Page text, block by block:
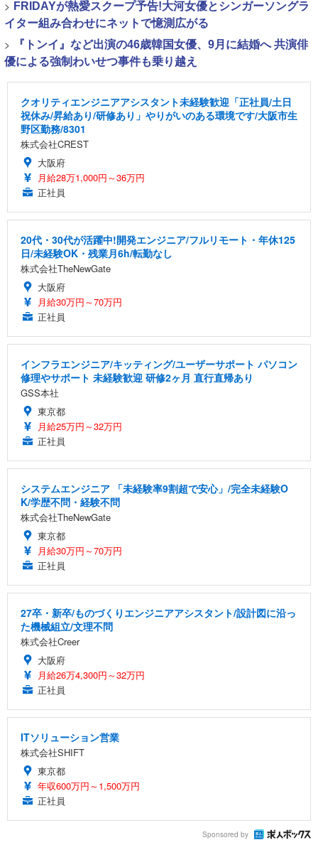
> FRIDAYが熱愛スクープ予告!大河女優とシンガーソングラ
イター組み合わせにネットで憶測広がる
>
『トンイ』など出演の46歳韓国女優、9月に結婚へ 共演俳
優による強制わいせつ事件も乗り越え
クオリティエンジニアアシスタント未経験歓迎「正社員/土日
祝休み/昇給あり/研修あり」やりがいのある環境です/大阪市生
野区勤務/8301
株式会社CREST
大阪府
月給28万1,000円～36万円
正社員
20代・30代が活躍中!開発エンジニア/フルリモート・年休125
日/未経験OK・残業月6h/転勤なし
株式会社TheNewGate
大阪府
月給30万円～70万円
正社員
インフラエンジニア/キッティング/ユーザーサポート パソコン
修理やサポート 未経験歓迎 研修2ヶ月 直行直帰あり
GSS本社
東京都
月給25万円～32万円
正社員
システムエンジニア 「未経験率9割超で安心」/完全未経験O
K/学歴不問・経験不問
株式会社TheNewGate
東京都
月給30万円～70万円
正社員
27卒・新卒/ものづくりエンジニアアシスタント/設計図に沿っ
た機械組立/文理不問
株式会社Creer
大阪府
月給26万4,300円～32万円
正社員
ITソリューション営業
株式会社SHIFT
東京都
年収600万円～1,500万円
正社員
Sponsored by